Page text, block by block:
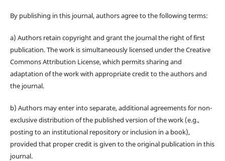
By publishing in this journal, authors agree to the following terms:
a) Authors retain copyright and grant the journal the right of first
publication. The work is simultaneously licensed under the Creative
Commons Attribution License, which permits sharing and
adaptation of the work with appropriate credit to the authors and
the journal.
b) Authors may enter into separate, additional agreements for non-
exclusive distribution of the published version of the work (e.g.,
posting to an institutional repository or inclusion in a book),
provided that proper credit is given to the original publication in this
journal.